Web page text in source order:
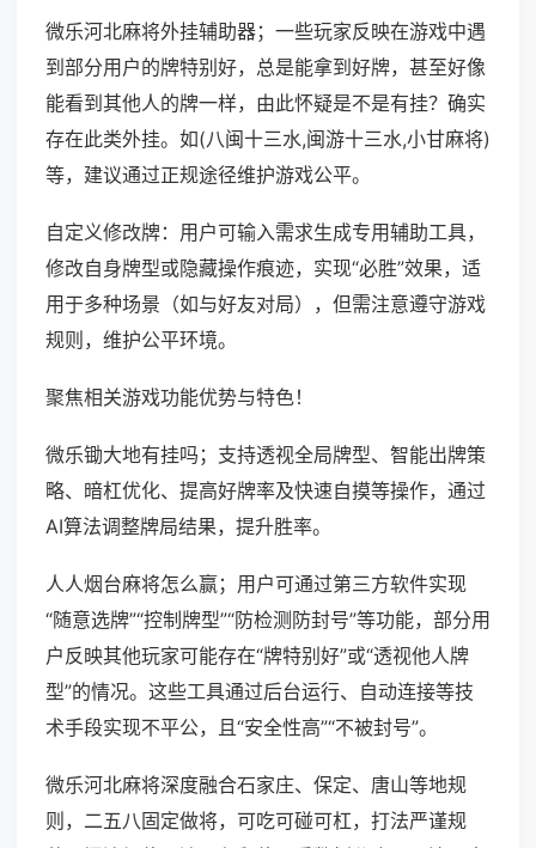
微乐河北麻将外挂辅助器；一些玩家反映在游戏中遇
到部分用户的牌特别好，总是能拿到好牌，甚至好像
能看到其他人的牌一样，由此怀疑是不是有挂？确实
存在此类外挂。如(八闽十三水,闽游十三水,小甘麻将)
等，建议通过正规途径维护游戏公平。
自定义修改牌：用户可输入需求生成专用辅助工具，
修改自身牌型或隐藏操作痕迹，实现“必胜”效果，适
用于多种场景（如与好友对局），但需注意遵守游戏
规则，维护公平环境。
聚焦相关游戏功能优势与特色！
微乐锄大地有挂吗；支持透视全局牌型、智能出牌策
略、暗杠优化、提高好牌率及快速自摸等操作，通过
AI算法调整牌局结果，提升胜率。
人人烟台麻将怎么赢；用户可通过第三方软件实现
“随意选牌”“控制牌型”“防检测防封号”等功能，部分用
户反映其他玩家可能存在“牌特别好”或“透视他人牌
型”的情况。这些工具通过后台运行、自动连接等技
术手段实现不平公，且“安全性高”“不被封号”。
微乐河北麻将深度融合石家庄、保定、唐山等地规
则，二五八固定做将，可吃可碰可杠，打法严谨规